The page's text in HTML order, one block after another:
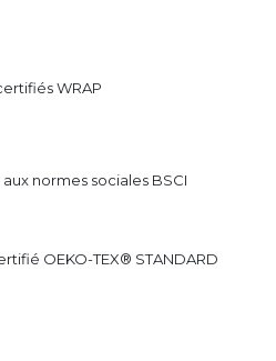
WRAP
normes sociales BSCI
OEKO-TEX® STANDARD